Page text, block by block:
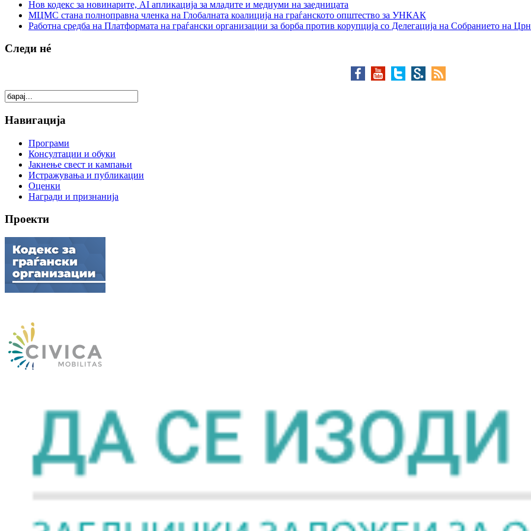
Нов кодекс за новинарите, AI апликација за младите и медиуми на заедницата
МЦМС стана полноправна членка на Глобалната коалиција на граѓанското општество за УНКАК
Работна средба на Платформата на граѓански организации за борба против корупција со Делегација на Собранието на
Следи нé
Навигација
Програми
Консултации и обуки
Јакнење свест и кампањи
Истражувања и публикации
Оценки
Награди и признанија
Проекти